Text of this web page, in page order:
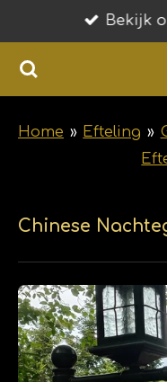
direct
naar
de
hoofdinhoud
Bekijk
Home » Efteling »
Chinese